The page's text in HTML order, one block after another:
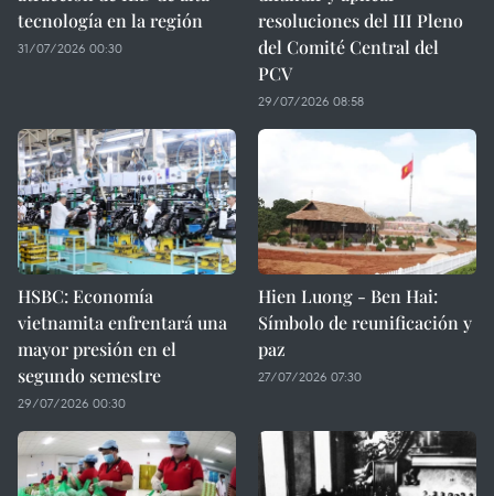
tecnología en la región
31/07/2026 00:30
resoluciones del III Pleno
del Comité Central del
PCV
29/07/2026 08:58
HSBC: Economía
vietnamita enfrentará una
mayor presión en el
segundo semestre
29/07/2026 00:30
Hien Luong - Ben Hai:
Símbolo de reunificación y
paz
27/07/2026 07:30